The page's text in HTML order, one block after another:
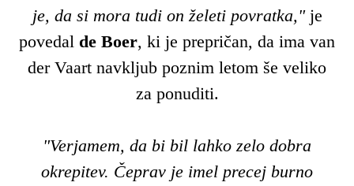
je, da si mora tudi on želeti povratka,"je
povedal de Boer, ki je prepričan, da ima van
der Vaart navkljub poznim letom še veliko
za ponuditi.
"Verjamem, da bi bil lahko zelo dobra
okrepitev. Čeprav je imel precej burno